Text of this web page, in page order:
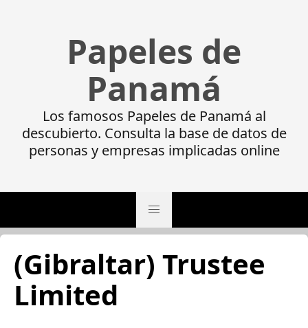
Papeles de
Panamá
Los famosos Papeles de Panamá al
descubierto. Consulta la base de datos de
personas y empresas implicadas online
(Gibraltar) Trustee
Limited